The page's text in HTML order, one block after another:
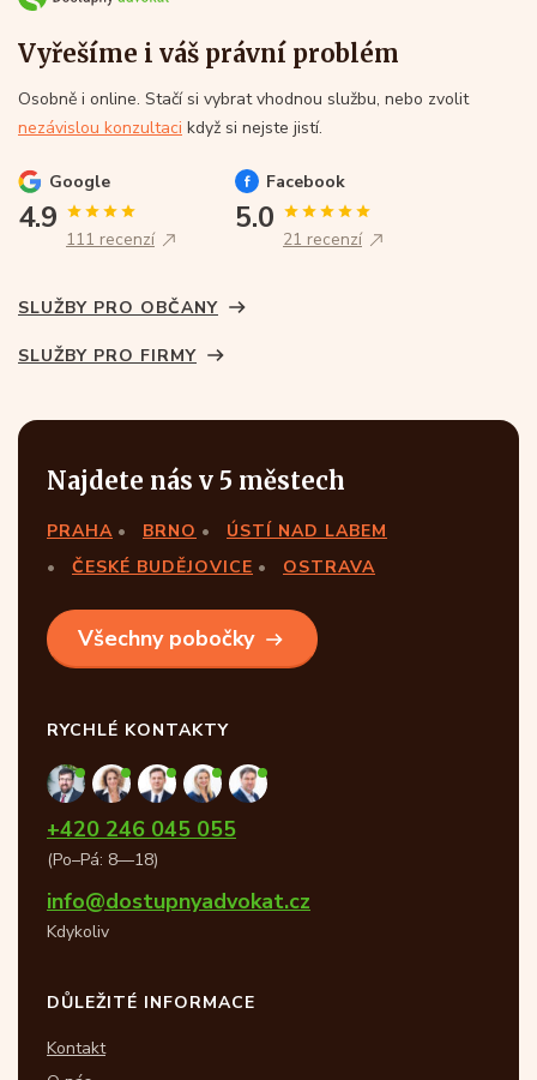
Vyřešíme i váš právní problém
Osobně i online. Stačí si vybrat vhodnou službu, nebo zvolit
nezávislou konzultaci když si nejste jistí.
Google
4.9
111 recenzí
Facebook
5.0
21 recenzí
SLUŽBY PRO OBČANY
SLUŽBY PRO FIRMY
Najdete nás v 5 městech
PRAHA BRNO
ÚSTÍ NAD LABEM
ČESKÉ BUDĚJOVICE
OSTRAVA
Všechny pobočky
RYCHLÉ KONTAKTY
+420 246 045 055
(Po–Pá: 8—18)
info@dostupnyadvokat.cz
Kdykoliv
DŮLEŽITÉ INFORMACE
Kontakt